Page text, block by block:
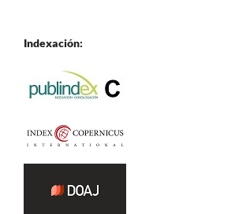
Indexación: